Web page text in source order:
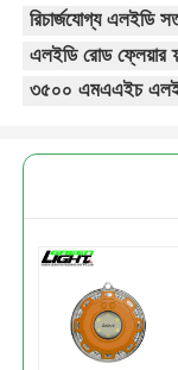
রিচার্জযোগ্য এলইডি
এলইডি রোড ফ্লেয়ার
৩৫০০ এমএএইচ